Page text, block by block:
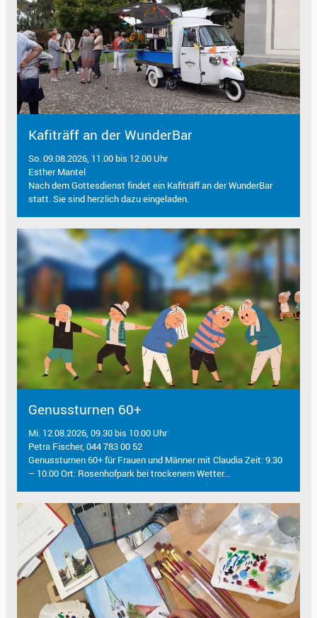
Kafiträff an der WunderBar
So. 09.08.2026, 11.00 bis 12.00 Uhr
Esther Mantel
Nach dem Gottesdienst findet ein Kafiträff an der WunderBar
statt. Sie sind herzlich dazu eingeladen.
Genussturnen 60+
Mi. 12.08.2026, 09.30 bis 10.00 Uhr
Petra Fischer, 044 783 00 52
Genussturnen 60+ für Frauen und Männer mit Claudia Zeit: 9.30
– 10.00 Ort: Rosenhofpark bei trockenem Wetter...